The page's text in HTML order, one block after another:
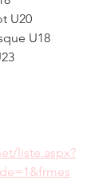
U20
U18
liste.aspx?